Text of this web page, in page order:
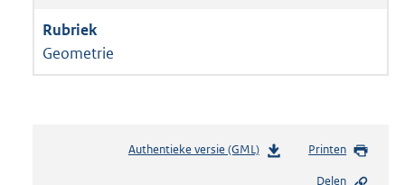
Geometrie
Authentieke versie (GML)b
Printen
Delen